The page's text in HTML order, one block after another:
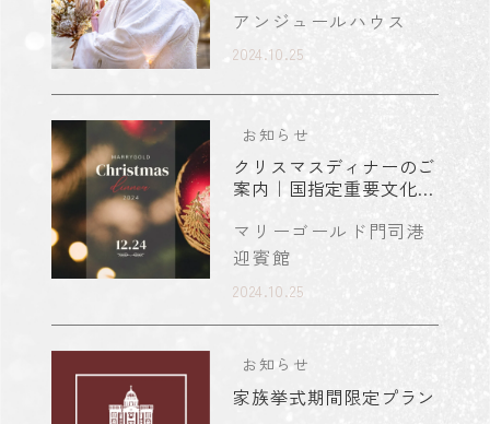
アンジュールハウス
2024.10.25
お知らせ
クリスマスディナーのご
案内｜国指定重要文化財
マリーゴールド門司港
迎賓館
2024.10.25
お知らせ
家族挙式期間限定プラン